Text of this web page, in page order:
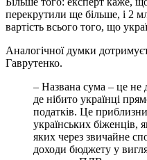
перекрутили ще бiльше, i 2
вартiсть всього того, що
Аналогiчної думки
Гаврутенко.
– Названа сума – це не
де нiбито українцi
податкiв. Це
українських бiженцiв,
яких через звичайне
доходи бюджету у